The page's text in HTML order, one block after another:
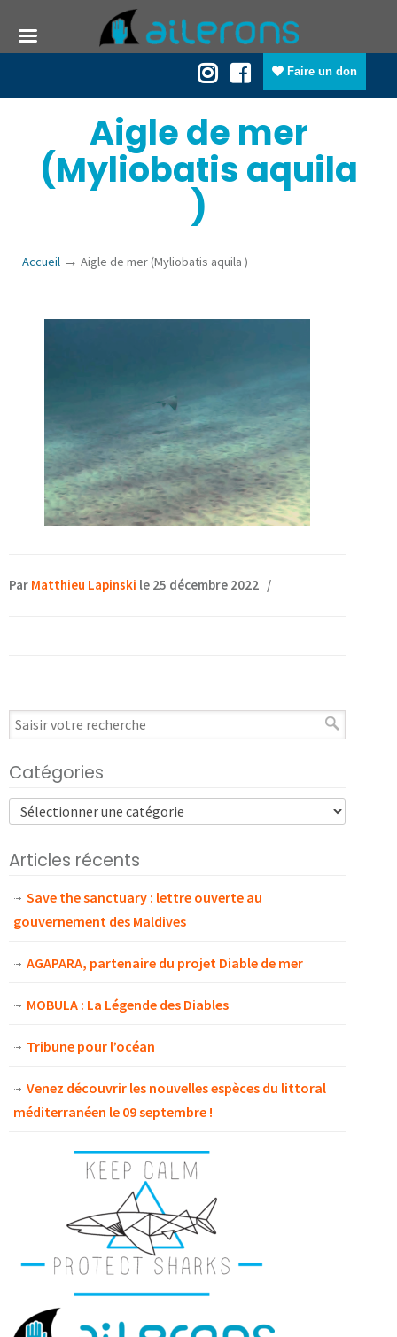
Faire un don
Aigle de mer
(Myliobatis aquila
)
Accueil → Aigle de mer (Myliobatis aquila )
Par Matthieu Lapinski le 25 décembre 2022 /
Catégories
Articles récents
Save the sanctuary : lettre ouverte au
gouvernement des Maldives
AGAPARA, partenaire du projet Diable de mer
MOBULA : La Légende des Diables
Tribune pour l’océan
Venez découvrir les nouvelles espèces du littoral
méditerranéen le 09 septembre !